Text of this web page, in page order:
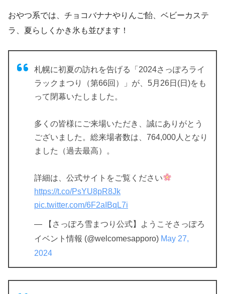
おやつ系では、チョコバナナやりんご飴、ベビーカステ
ラ、夏らしくかき氷も並びます！
札幌に初夏の訪れを告げる「2024さっぽろライ
ラックまつり（第66回）」が、5月26日(日)をも
って閉幕いたしました。
多くの皆様にご来場いただき、誠にありがとう
ございました。総来場者数は、764,000人となり
ました（過去最高）。
詳細は、公式サイトをご覧ください
https://t.co/PsYU8pR8Jk
pic.twitter.com/6F2aIBqL7i
— 【さっぽろ雪まつり公式】ようこそさっぽろ
イベント情報 (@welcomesapporo) May 27,
2024